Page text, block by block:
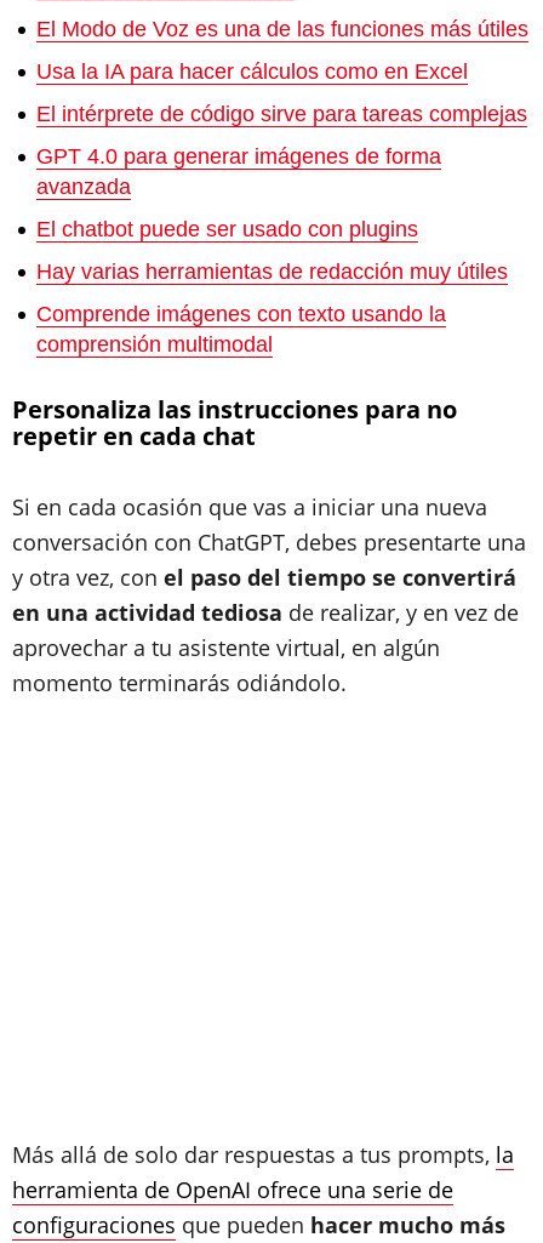
El Modo de Voz es una de las funciones más útiles
Usa la IA para hacer cálculos como en Excel
El intérprete de código sirve para tareas complejas
GPT 4.0 para generar imágenes de forma
avanzada
El chatbot puede ser usado con plugins
Hay varias herramientas de redacción muy útiles
Comprende imágenes con texto usando la
comprensión multimodal
Personaliza las instrucciones para no
repetir en cada chat
Si en cada ocasión que vas a iniciar una nueva
conversación con ChatGPT, debes presentarte una
y otra vez, con el paso del tiempo se convertirá
en una actividad tediosa de realizar, y en vez de
aprovechar a tu asistente virtual, en algún
momento terminarás odiándolo.
Más allá de solo dar respuestas a tus prompts, la
herramienta de OpenAI ofrece una serie de
configuraciones que pueden hacer mucho más